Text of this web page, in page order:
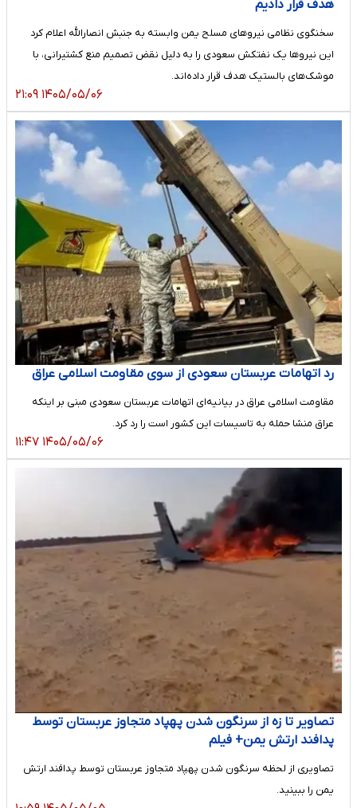
هدف قرار دادیم
سخنگوی نظامی نیروهای مسلح یمن وابسته به جنبش انصارالله اعلام کرد
این نیروها یک نفتکش سعودی را به دلیل نقض تصمیم منع کشتیرانی، با
موشک‌های بالستیک هدف قرار داده‌اند.
۱۴۰۵/۰۵/۰۶ ۲۱:۰۹
رد اتهامات عربستان سعودی از سوی مقاومت اسلامی عراق
مقاومت اسلامی عراق در بیانیه‌ای اتهامات عربستان سعودی مبنی بر اینکه
عراق منشا حمله به تاسیسات این کشور است را رد کرد.
۱۴۰۵/۰۵/۰۶ ۱۱:۴۷
تصاویر تا زه از سرنگون شدن پهپاد متجاوز عربستان توسط
پدافند ارتش یمن+ فیلم
تصاویری از لحظه سرنگون شدن پهپاد متجاوز عربستان توسط پدافند ارتش
یمن را ببینید.